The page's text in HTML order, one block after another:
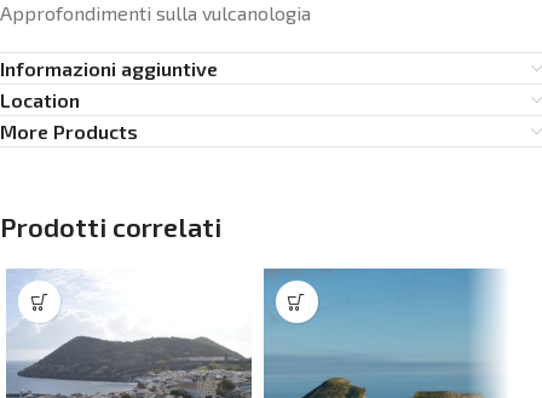
Approfondimenti sulla vulcanologia
Informazioni aggiuntive
Location
More Products
Prodotti correlati